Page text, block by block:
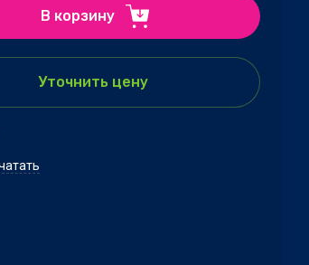
В корзину
Уточнить цену